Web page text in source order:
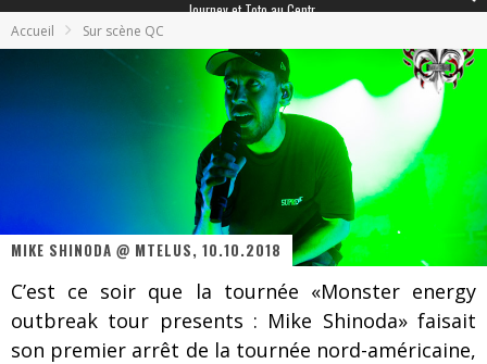
Tove Lo était de passage au MTELUS
Jeff Martin au Corona de Montréal
On va se le dire, Sword est de retour
La compil’ Zoo de Slam Disques est de retour
Accueil Sur scène QC
MIKE SHINODA @ MTELUS, 10.10.2018
C’est ce soir que la tournée «Monster energy
outbreak tour presents : Mike Shinoda» faisait
son premier arrêt de la tournée nord-américaine,